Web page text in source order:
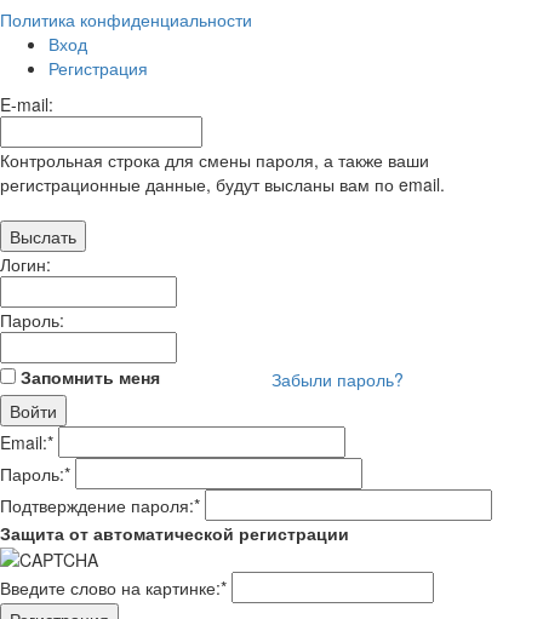
Политика конфиденциальности
Вход
Регистрация
E-mail:
Контрольная строка для смены пароля, а также ваши
регистрационные данные, будут высланы вам по email.
Логин:
Пароль:
Запомнить меня Забыли пароль?
Email:*
Пароль:*
Подтверждение пароля:*
Защита от автоматической регистрации
Введите слово на картинке:*